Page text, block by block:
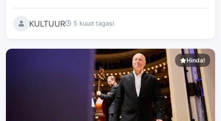
KULTUUR 5 kuud tagasi
Hinda!